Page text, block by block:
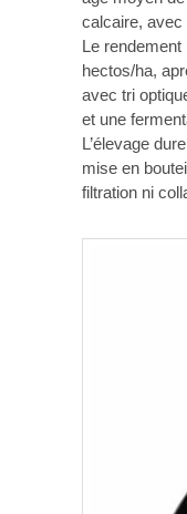
calcaire, avec
Le rendement
hectos/ha,
avec tri
et une
L’élevage
mise en
filtration ni